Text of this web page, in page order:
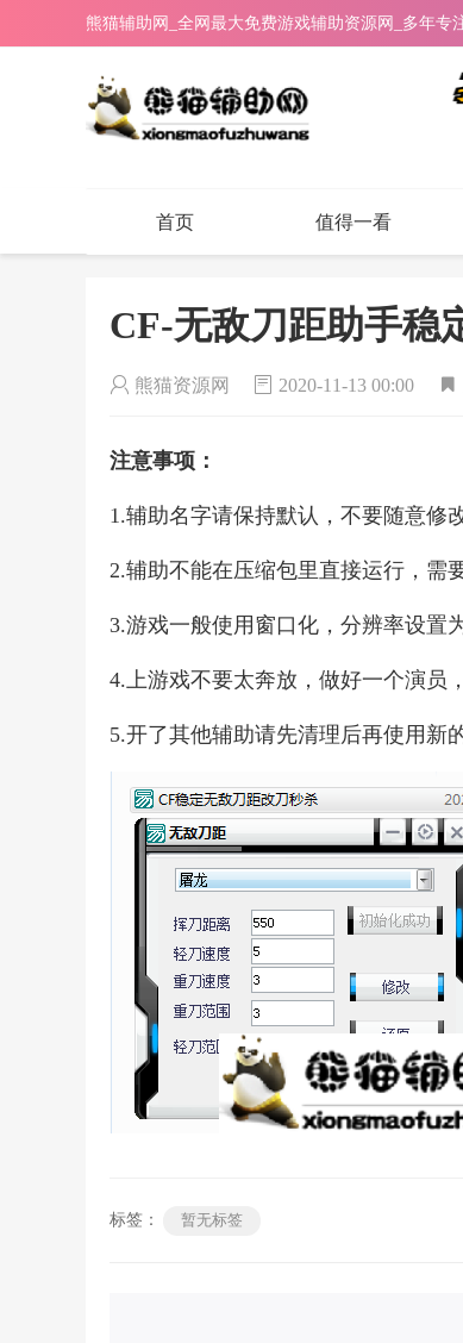
熊猫辅助网_全网最大免费游戏辅助资源网_多年专
首页 值得一看
CF-无敌刀距助手稳
熊猫资源网 2020-11-13 00:00
注意事项：
1.辅助名字请保持默认，不要随意修改
2.辅助不能在压缩包里直接运行，需
3.游戏一般使用窗口化，分辨率设置
4.上游戏不要太奔放，做好一个演员
5.开了其他辅助请先清理后再使用新
标签： 暂无标签